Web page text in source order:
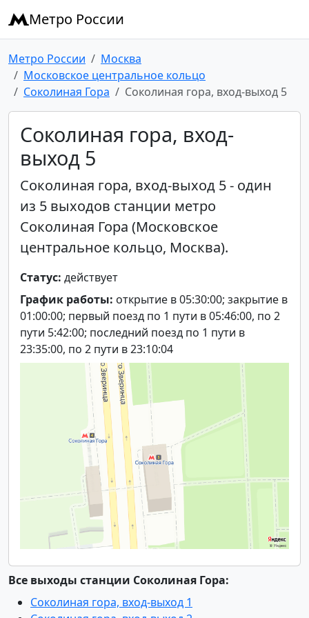
Метро России
Метро России
Москва
Московское центральное кольцо
Соколиная Гора
Соколиная гора, вход-выход 5
Соколиная гора, вход-
выход 5
Соколиная гора, вход-выход 5 - один
из 5 выходов станции метро
Соколиная Гора (Московское
центральное кольцо, Москва).
Статус: действует
График работы: открытие в 05:30:00; закрытие в
01:00:00; первый поезд по 1 пути в 05:46:00, по 2
пути 5:42:00; последний поезд по 1 пути в
23:35:00, по 2 пути в 23:10:04
Все выходы станции Соколиная Гора:
Соколиная гора, вход-выход 1